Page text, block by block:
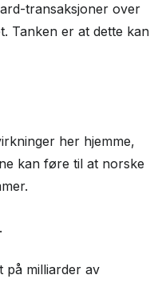
transaksjoner over
Tanken er at dette kan
her hjemme,
kan føre til at norske
på milliarder av